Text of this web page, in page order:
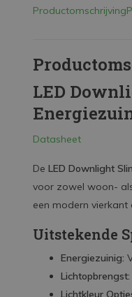
Productomschrijving
LED
Datasheet
De LED Downlight
voor zowel woon-
een modern
Uitstekende
Energiezuinig:
Lichtopbrengst:
Lichtkleur